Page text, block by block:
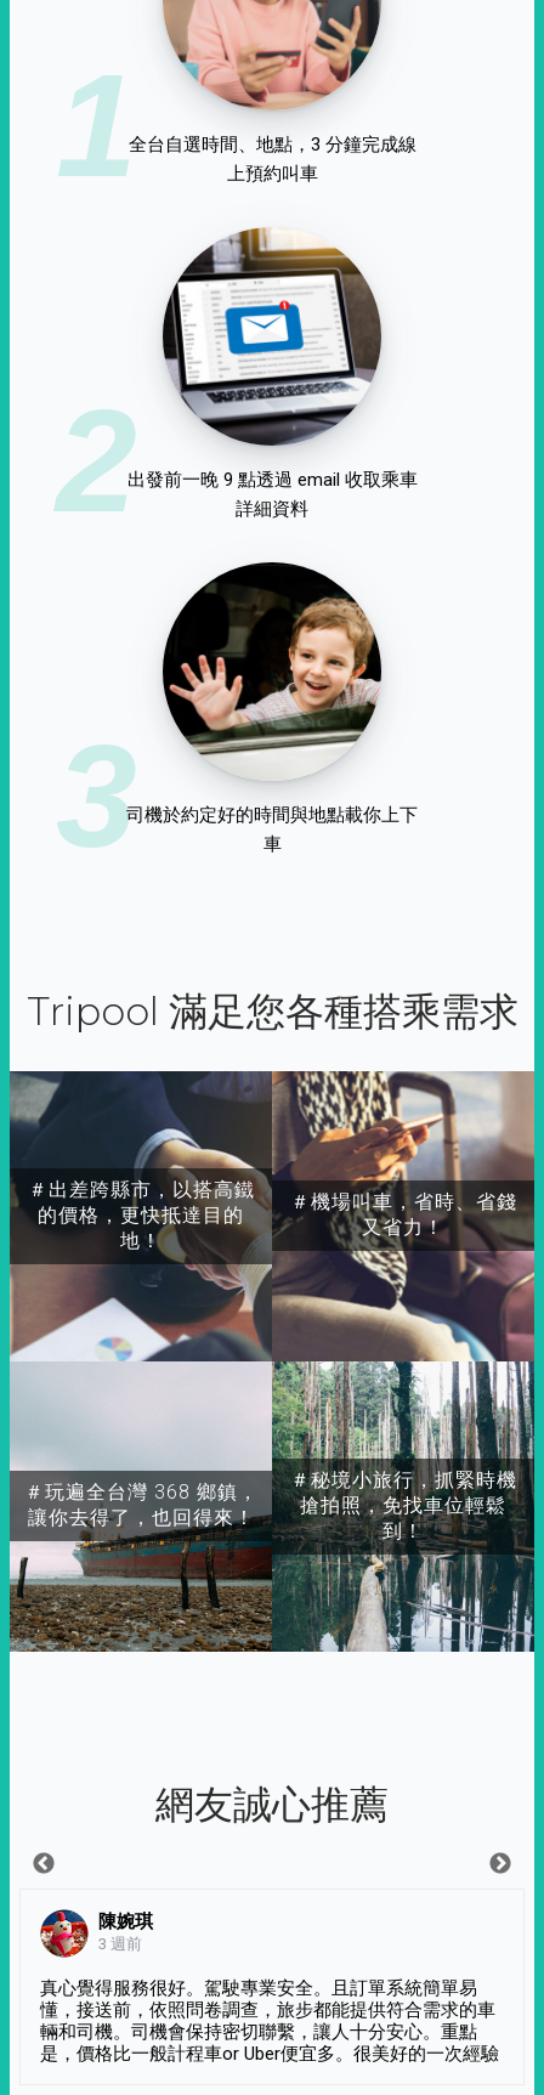
1全台自選時間、地點，3 分鐘完成線
上預約叫車
2出發前一晚 9 點透過 email 收取乘車
詳細資料
3司機於約定好的時間與地點載你上下
車
Tripool 滿足您各種搭乘需求
＃出差跨縣市，以搭高鐵
的價格，更快抵達目的
地！
＃玩遍全台灣 368 鄉鎮，
讓你去得了，也回得來！
＃秘境小旅行，抓緊時機
搶拍照，免找車位輕鬆
到！
＃機場叫車，省時、省錢
又省力！
網友誠心推薦
陳婉琪
3 週前
真心覺得服務很好。駕駛專業安全。且訂單系統簡單易
懂，接送前，依照問卷調查，旅步都能提供符合需求的車
輛和司機。司機會保持密切聯繫，讓人十分安心。重點
是，價格比一般計程車or Uber便宜多。很美好的一次經驗